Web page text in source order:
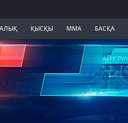
ҚЫСҚЫ ММА БАСҚА